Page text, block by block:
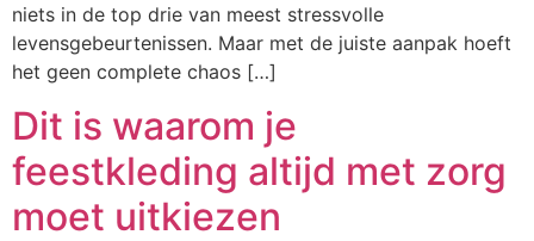
niets in de top drie van meest stressvolle
levensgebeurtenissen. Maar met de juiste aanpak hoeft
het geen complete chaos […]
Dit is waarom je
feestkleding altijd met zorg
moet uitkiezen